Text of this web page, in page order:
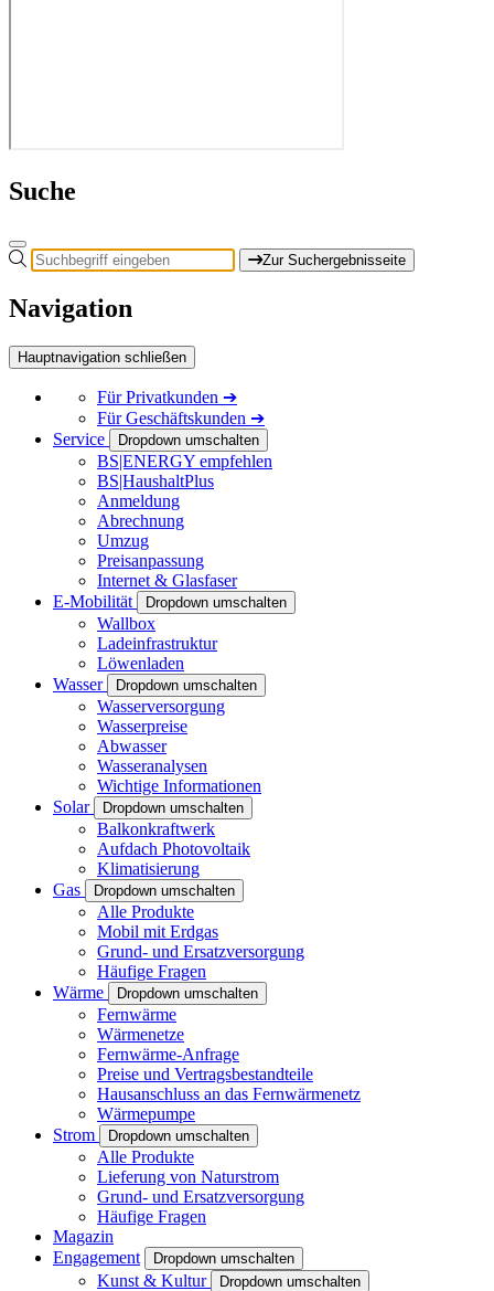
Suche
Zur Suchergebnisseite
Navigation
Hauptnavigation schließen
FürPrivatkunden ➔
FürGeschäftskunden ➔
Service
Dropdown umschalten
BS|ENERGY empfehlen
BS|HaushaltPlus
Anmeldung
Abrechnung
Umzug
Preisanpassung
Internet & Glasfaser
E-Mobilität
Dropdown umschalten
Wallbox
Ladeinfrastruktur
Löwenladen
Wasser
Dropdown umschalten
Wasserversorgung
Wasserpreise
Abwasser
Wasseranalysen
Wichtige Informationen
Solar
Dropdown umschalten
Balkonkraftwerk
Aufdach Photovoltaik
Klimatisierung
Gas
Dropdown umschalten
Alle Produkte
Mobil mit Erdgas
Grund- und Ersatzversorgung
Häufige Fragen
Wärme
Dropdown umschalten
Fernwärme
Wärmenetze
Fernwärme-Anfrage
Preise und Vertragsbestandteile
Hausanschluss an das Fernwärmenetz
Wärmepumpe
Strom
Dropdown umschalten
Alle Produkte
Lieferung von Naturstrom
Grund- und Ersatzversorgung
Häufige Fragen
Magazin
Engagement
Dropdown umschalten
Kunst & Kultur Dropdown umschalten